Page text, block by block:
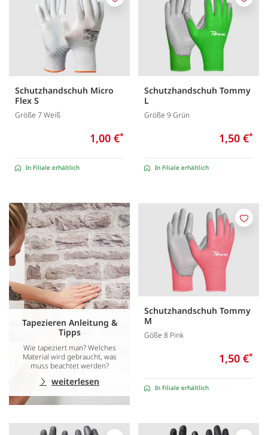
Schutzhandschuh Micro
Flex S
Größe 7 Weiß
1,00 €*
In Filiale erhältlich
Merken
Schutzhandschuh Tommy
L
Größe 9 Grün
1,50 €*
In Filiale erhältlich
Tapezieren Anleitung &
Tipps
Wie tapeziert man? Welches
Material wird gebraucht, was
muss beachtet werden?
weiterlesen
Schutzhandschuh Tommy
M
Göße 8 Pink
1,50 €*
In Filiale erhältlich